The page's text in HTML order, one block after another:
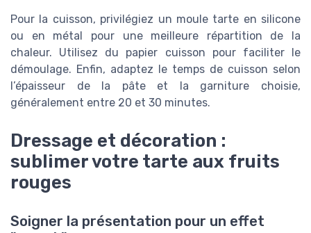
Pour la cuisson, privilégiez un moule tarte en silicone
ou en métal pour une meilleure répartition de la
chaleur. Utilisez du papier cuisson pour faciliter le
démoulage. Enfin, adaptez le temps de cuisson selon
l’épaisseur de la pâte et la garniture choisie,
généralement entre 20 et 30 minutes.
Dressage et décoration :
sublimer votre tarte aux fruits
rouges
Soigner la présentation pour un effet